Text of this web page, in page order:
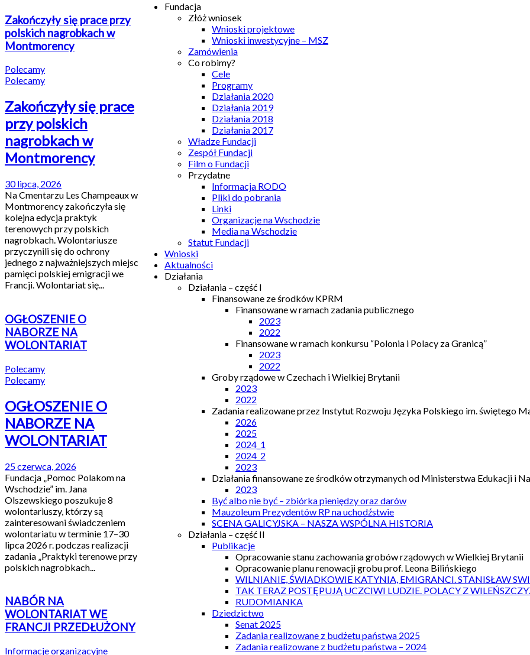
Fundacja
Złóż wniosek
Wnioski projektowe
Wnioski inwestycyjne – MSZ
Zamówienia
Co robimy?
Cele
Programy
Działania 2020
Działania 2019
Działania 2018
Działania 2017
Władze Fundacji
Zespół Fundacji
Film o Fundacji
Przydatne
Informacja RODO
Pliki do pobrania
Linki
Organizacje na Wschodzie
Media na Wschodzie
Statut Fundacji
Wnioski
Aktualności
Działania
Działania – część I
Finansowane ze środków KPRM
Finansowane w ramach zadania publicznego
2023
2022
Finansowane w ramach konkursu “Polonia i Polacy za Granicą”
2023
2022
Groby rządowe w Czechach i Wielkiej Brytanii
2023
2022
Zadania realizowane przez Instytut Rozwoju Języka Polskiego im. świętego
2026
2025
2024_1
2024_2
2023
Działania finansowane ze środków otrzymanych od Ministerstwa Edukacji i
2023
Być albo nie być – zbiórka pieniędzy oraz darów
Mauzoleum Prezydentów RP na uchodźstwie
SCENA GALICYJSKA – NASZA WSPÓLNA HISTORIA
Działania – część II
Publikacje
Opracowanie stanu zachowania grobów rządowych w Wielkiej Brytanii
Opracowanie planu renowacji grobu prof. Leona Bilińskiego
WILNIANIE, ŚWIADKOWIE KATYNIA, EMIGRANCI. STANISŁAW
TAK TERAZ POSTĘPUJĄ UCZCIWI LUDZIE. POLACY Z
RUDOMIANKA
Dziedzictwo
Senat 2025
Zadania realizowane z budżetu państwa 2025
Zadania realizowane z budżetu państwa – 2024
Zakończyły się prace przy
polskich nagrobkach w
Montmorency
Polecamy
Polecamy
Zakończyły się prace
przy polskich
nagrobkach w
Montmorency
30 lipca, 2026
Na Cmentarzu Les Champeaux w
Montmorency zakończyła się
kolejna edycja praktyk
terenowych przy polskich
nagrobkach. Wolontariusze
przyczynili się do ochrony
jednego z najważniejszych miejsc
pamięci polskiej emigracji we
Francji. Wolontariat się...
OGŁOSZENIE O
NABORZE NA
WOLONTARIAT
Polecamy
Polecamy
OGŁOSZENIE O
NABORZE NA
WOLONTARIAT
25 czerwca, 2026
Fundacja „Pomoc Polakom na
Wschodzie” im. Jana
Olszewskiego poszukuje 8
wolontariuszy, którzy są
zainteresowani świadczeniem
wolontariatu w terminie 17–30
lipca 2026 r. podczas realizacji
zadania „Praktyki terenowe przy
polskich nagrobkach...
NABÓR NA
WOLONTARIAT WE
FRANCJI PRZEDŁUŻONY
Informacje organizacyjne